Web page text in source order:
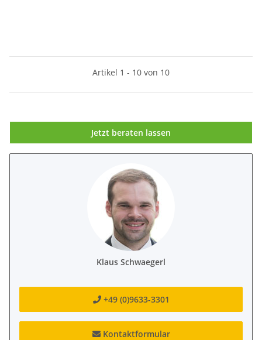
Artikel 1 - 10 von 10
Jetzt beraten lassen
Klaus Schwaegerl
+49 (0)9633-3301
Kontaktformular